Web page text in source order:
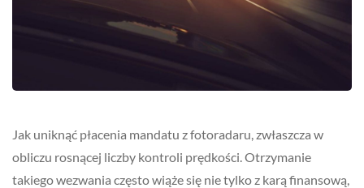
Jak uniknąć płacenia mandatu z fotoradaru, zwłaszcza w
obliczu rosnącej liczby kontroli prędkości. Otrzymanie
takiego wezwania często wiąże się nie tylko z karą finansową,